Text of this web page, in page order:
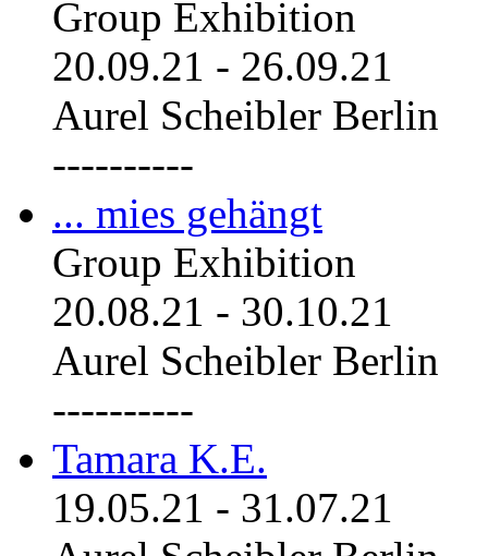
Group Exhibition
20.09.21 - 26.09.21
Aurel Scheibler Berlin
----------
... mies gehängt
Group Exhibition
20.08.21 - 30.10.21
Aurel Scheibler Berlin
----------
Tamara K.E.
19.05.21 - 31.07.21